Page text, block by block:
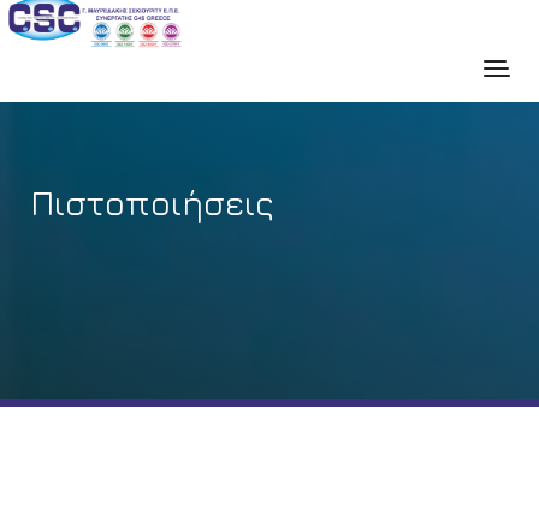
Πιστοποιήσεις